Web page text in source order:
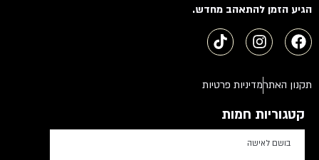
הגיע הזמן להתאהב מחדש.
תקנון האתרמדיניות פרטיות
קטגוריות חמות
בושם לאישה